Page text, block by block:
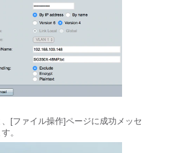
[ファイル操作]ページに成功メッセ
。